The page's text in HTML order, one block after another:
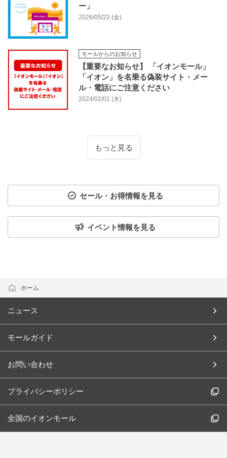
ー」
2026/05/22 (金)
モールからのお知らせ
【重要なお知らせ】 「イオンモール」
「イオン」を名乗る偽装サイト・メー
ル・電話にご注意ください
2024/02/01 (木)
もっと見る
セール・お得情報を見る
イベント情報を見る
ホーム
ニュース
モールガイド
お問い合わせ
プライバシーポリシー
全国のイオンモール